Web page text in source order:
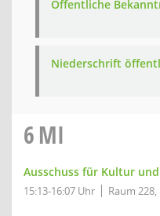
Öffentliche
Niederschrift
6MI
Ausschuss für Kultur
15:13-16:07 Uhr Raum